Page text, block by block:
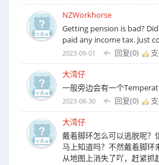
NZWorkhorse
Getting pension is bad?
paid any income tax. Just
2023-09-01 回复(0)
大湾仔
一般旁边会有一个
2023-08-30 回复(0)
大湾仔
戴着脚环怎么可以逃脱呢？
马上知道吗？不然戴着脚环
从地图上消失了吖，赶紧抓